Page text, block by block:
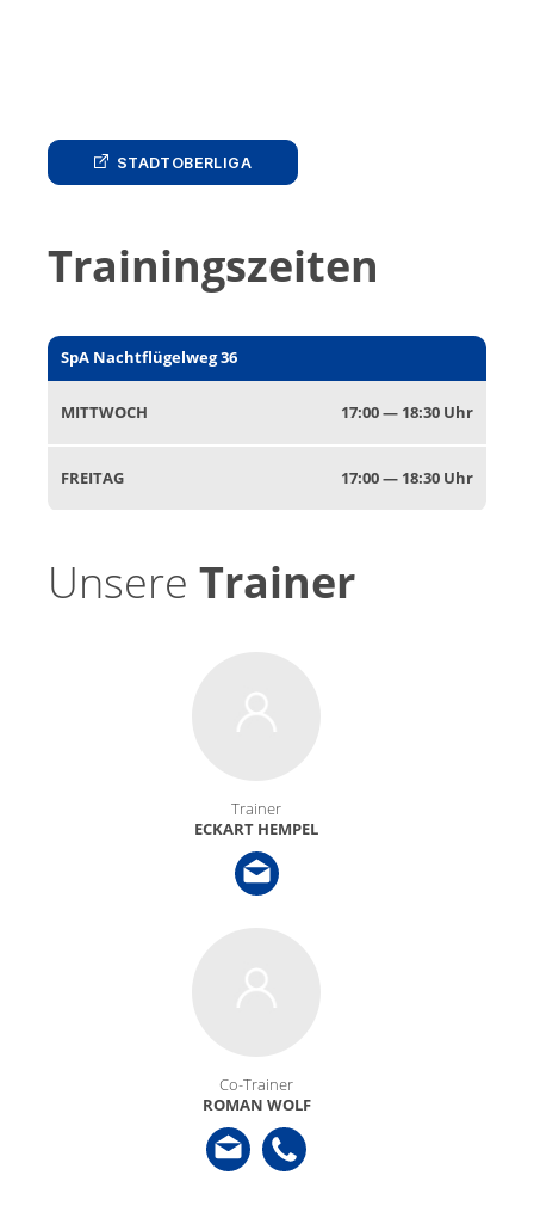
STAD­TO­BERLI­GA
Trainingszeiten
SpA Nacht­flügel­weg 36
MITTWOCH 17:00 — 18:30 Uhr
FRE­ITAG 17:00 — 18:30 Uhr
Unsere Trainer
Train­er
ECKART HEMPEL
Co-Train­er
ROMAN WOLF